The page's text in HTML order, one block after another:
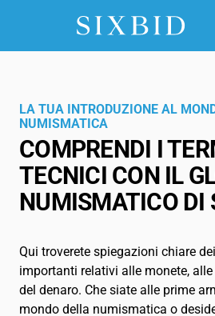
CHI SIAMO
Come funziona Sixbid?
LOGIN
Blog
Glossario
LA TUA INTRODUZIONE AL
NUMISMATICA
COMPRENDI I
TECNICI CON IL
NUMISMATICO DI
Qui troverete spiegazioni chiare
importanti relativi alle monete,
del denaro. Che siate alle prime
mondo della numismatica o